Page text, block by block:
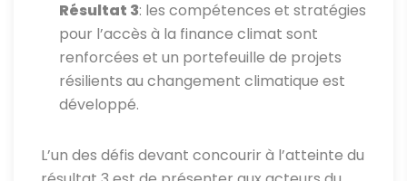
Résultat 3: les compétences et stratégies
pour l’accès à la finance climat sont
renforcées et un portefeuille de projets
résilients au changement climatique est
développé.
L’un des défis devant concourir à l’atteinte du